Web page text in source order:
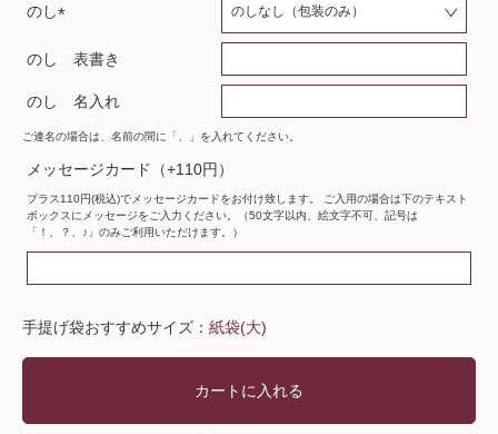
のし
のし 表書き
のし 名入れ
ご連名の場合は、名前の間に「、」を入れてください。
メッセージカード（+110円）
プラス110円(税込)でメッセージカードをお付け致します。 ご入用の場合は下のテキスト
ボックスにメッセージをご入力ください。（50文字以内、絵文字不可、記号は
「！、？、♪」のみご利用いただけます。）
手提げ袋おすすめサイズ： 紙袋(大)
カートに入れる